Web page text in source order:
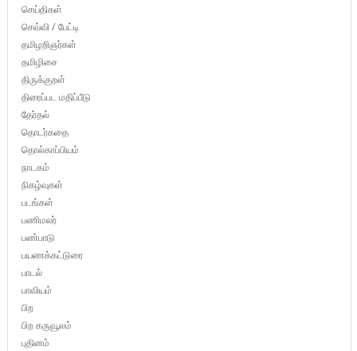
செய்திகள்
செவ்வி / பேட்டி
தமிழறிஞர்கள்
தமிழிசை
திருக்குறள்
திரைப்பட மதிப்பீடு
தேர்தல்
தொடர்கதை
தொல்காப்பியம்
நாடகம்
நிகழ்வுகள்
படங்கள்
பணிமலர்
பண்பாடு
பயணக்கட்டுரை
பாடல்
பாவியம்
பிற
பிற கருவூலம்
புதினம்